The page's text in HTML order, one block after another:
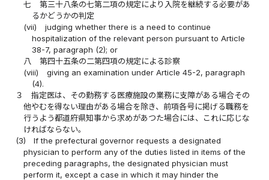
七
第三十八条の七第二項の規定により入院を継続する必要があ
るかどうかの判定
(vii)
judging whether there is a need to continue
hospitalization of the relevant person pursuant to Article
38-7, paragraph (2); or
八
第四十五条の二第四項の規定による診察
(viii)
giving an examination under Article 45-2, paragraph
(4).
３
指定医は、その勤務する医療施設の業務に支障がある場合その
他やむを得ない理由がある場合を除き、前項各号に掲げる職務を
行うよう都道府県知事から求めがあつた場合には、これに応じな
ければならない。
(3)
If the prefectural governor requests a designated
physician to perform any of the duties listed in items of the
preceding paragraphs, the designated physician must
perform it, except a case in which it may hinder the